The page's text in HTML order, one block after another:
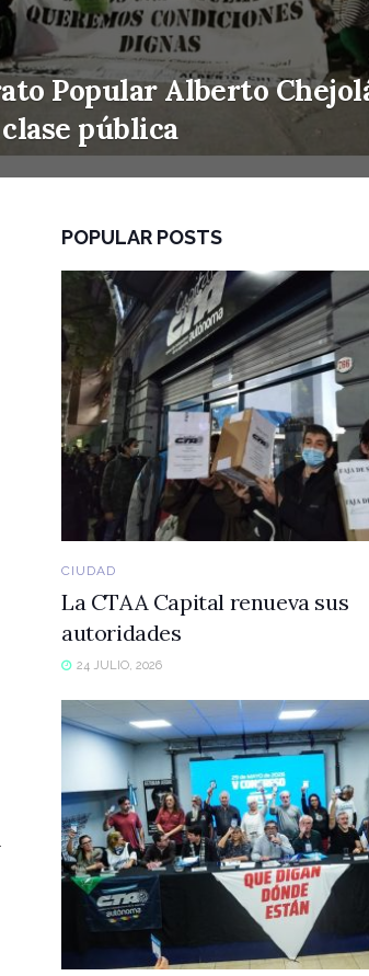
Popular Alberto
pública
POPULAR POSTS
CIUDAD
La CTAA Capital renueva sus
autoridades
24 JULIO, 2026